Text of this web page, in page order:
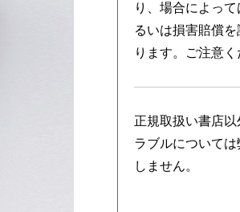
り、場合によっ
るいは損害賠償
ります。ご注意く
正規取扱い書店
ラブルについて
しません。